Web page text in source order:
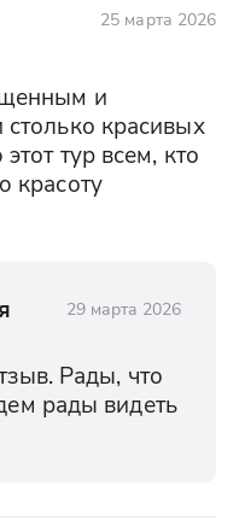
Дагестана,
каменной
шумом воды и
к фильму о
узнаете, как
от врагов и
дагестанским
25 марта 2026
и
красивых
тур всем, кто
красоту
29 марта 2026
Рады, что
рады видеть